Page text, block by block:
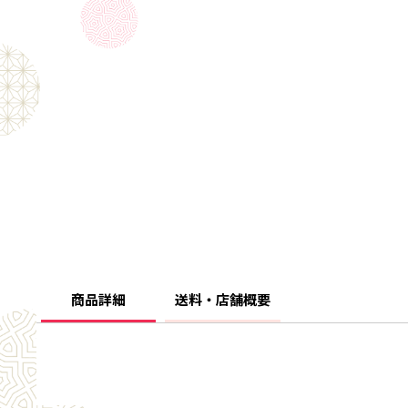
商品詳細 送料・店舗概要